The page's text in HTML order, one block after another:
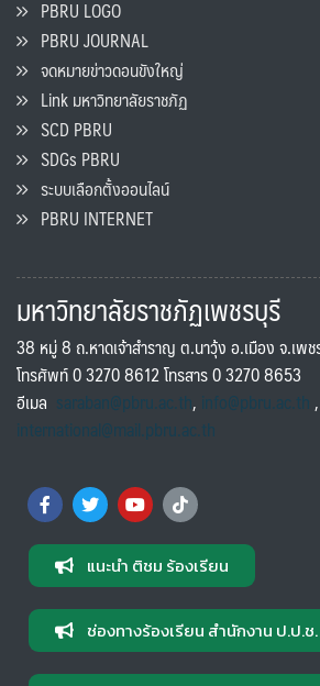
PBRU LOGO
PBRU JOURNAL
จดหมายข่าวดอนขังใหญ่
Link มหาวิทยาลัยราชภัฏ
SCD PBRU
SDGs PBRU
ระบบเลือกตั้งออนไลน์
PBRU INTERNET
มหาวิทยาลัยราชภัฏเพชรบุรี
38 หมู่ 8 ถ.หาดเจ้าสำราญ ต.นาวุ้ง อ.เมือง จ.เพ
โทรศัพท์ 0 3270 8612 โทรสาร 0 3270 8653
อีเมล saraban@pbru.ac.th, info@pbru.ac.th,
international@mail.pbru.ac.th
แนะนำ ติชม ร้องเรียน
ช่องทางร้องเรียน สำนักงาน ป.ป.ช.